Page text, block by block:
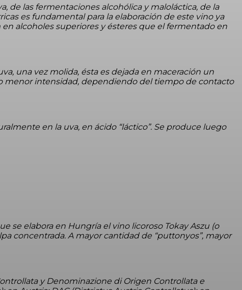
de las fermentaciones alcohólica y maloláctica, de la
es fundamental para la elaboración de este vino ya
alcoholes superiores y ésteres que el fermentado en
una vez molida, ésta es dejada en maceración un
menor intensidad, dependiendo del tiempo de contacto
en la uva, en ácido “láctico”. Se produce luego
se elabora en Hungría el vino licoroso Tokay Aszu (o
concentrada. A mayor cantidad de “puttonyos”, mayor
y Denominazione di Origen Controllata e